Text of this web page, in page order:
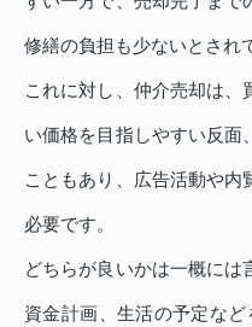
修繕の負担も少ないとされ
これに対し、仲介売却は、
い価格を目指しやすい反面
こともあり、広告活動や
必要です。
どちらが良いかは一概に
資金計画、生活の予定な